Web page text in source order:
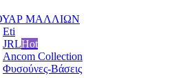
ΜΑΛΛΙΩΝ
Eti
JRLHot
Ancom Collection
Φυσούνες-Βάσεις